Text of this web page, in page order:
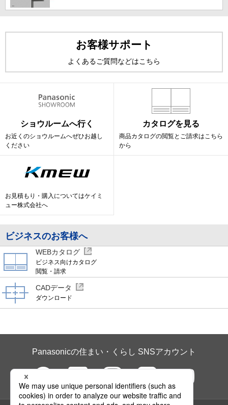
お客様サポート
よくあるご質問などはこちら
ショウルームへ行く
お近くのショウルームへぜひお越し
ください
カタログを見る
商品カタログの閲覧と ご請求はこちら
から
お見積もり・購入についてはケイミ
ュー株式会社へ
ビジネスのお客様へ
WEBカタログ
ビジネス向けカタログ
閲覧・請求
CADデータ
ダウンロード
Panasonicの住まい・くらし SNSアカウント